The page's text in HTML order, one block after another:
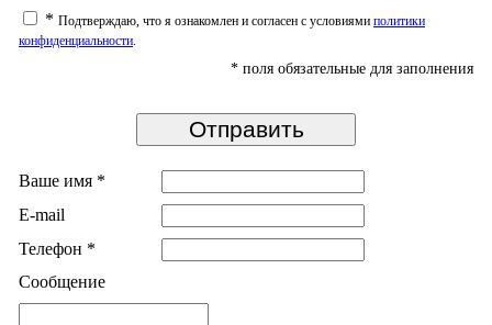
* Подтверждаю, что я ознакомлен и согласен с условиями политики
конфиденциальности.
* поля обязательные для заполнения
Ваше имя *
E-mail
Телефон *
Сообщение